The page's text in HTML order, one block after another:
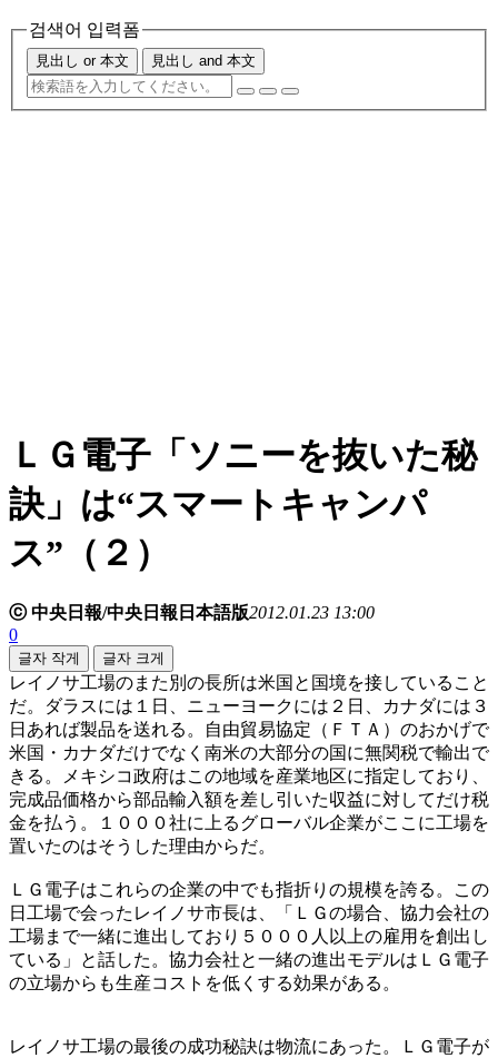
검색어 입력폼
見出し or 本文 見出し and 本文
ＬＧ電子「ソニーを抜いた秘
訣」は“スマートキャンパ
ス”（２）
ⓒ 中央日報/中央日報日本語版2012.01.23 13:00
0
글자 작게 글자 크게
レイノサ工場のまた別の長所は米国と国境を接していること
だ。ダラスには１日、ニューヨークには２日、カナダには３
日あれば製品を送れる。自由貿易協定（ＦＴＡ）のおかげで
米国・カナダだけでなく南米の大部分の国に無関税で輸出で
きる。メキシコ政府はこの地域を産業地区に指定しており、
完成品価格から部品輸入額を差し引いた収益に対してだけ税
金を払う。１０００社に上るグローバル企業がここに工場を
置いたのはそうした理由からだ。
ＬＧ電子はこれらの企業の中でも指折りの規模を誇る。この
日工場で会ったレイノサ市長は、「ＬＧの場合、協力会社の
工場まで一緒に進出しており５０００人以上の雇用を創出し
ている」と話した。協力会社と一緒の進出モデルはＬＧ電子
の立場からも生産コストを低くする効果がある。
レイノサ工場の最後の成功秘訣は物流にあった。ＬＧ電子が